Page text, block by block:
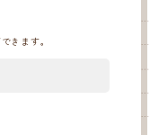
きます。